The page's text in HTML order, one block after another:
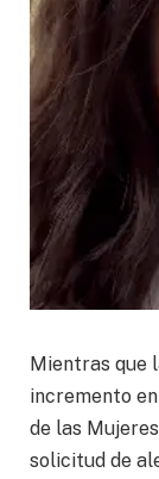
Mientras que
incremento
de las
solicitud de